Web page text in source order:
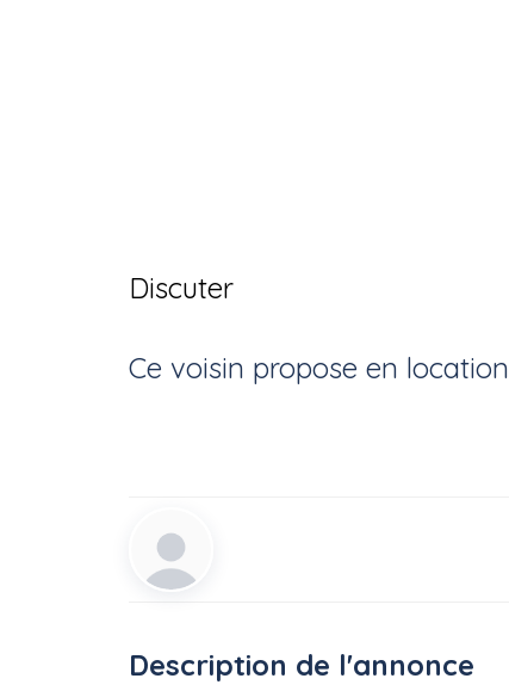
Discuter
Ce voisin propose en location
Description de l'annonce